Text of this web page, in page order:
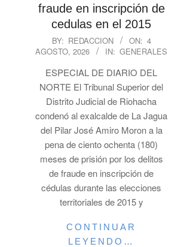
fraude en inscripción de
cedulas en el 2015
2026-
08-
BY: REDACCION ON: 4
AGOSTO, 2026
IN: GENERALES
ESPECIAL DE DIARIO DEL
NORTE El Tribunal Superior del
Distrito Judicial de Riohacha
condenó al exalcalde de La Jagua
del Pilar José Amiro Moron a la
pena de ciento ochenta (180)
meses de prisión por los delitos
de fraude en inscripción de
cédulas durante las elecciones
territoriales de 2015 y
CONTINUAR
LEYENDO…